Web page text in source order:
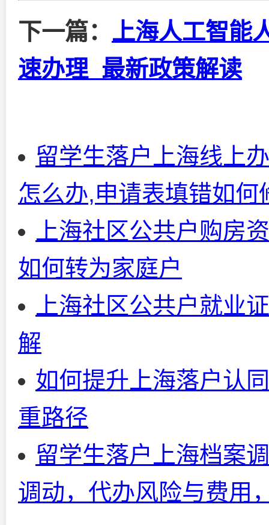
下一篇： 上海人工智能
速办理_最新政策解读
留学生落户上海线上
怎么办,申请表填错如何
上海社区公共户购房
如何转为家庭户
上海社区公共户就业
解
如何提升上海落户认
重路径
留学生落户上海档案
调动，代办风险与费用